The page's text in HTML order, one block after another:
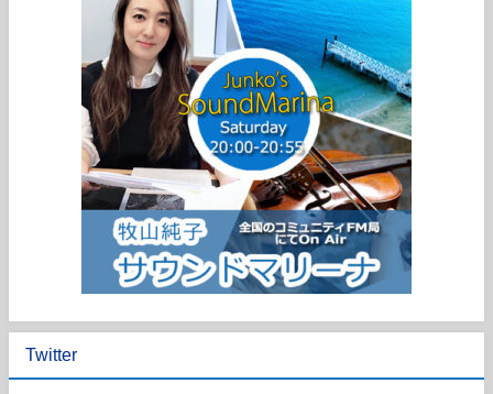
Twitter